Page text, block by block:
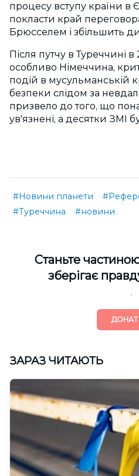
процесу вступу країни в
покласти край
Брюсселем і збільшить
Після путчу в Туреччині
особливо Німеччина,
подій в мусульманській
безпеки слідом за
призвело до того, що
ув'язнені, а десятки ЗМІ
#Новини планети
#Туреччина
#новини
Cтаньте
зберігає
ДОНАТ
ЗАРАЗ ЧИТАЮТЬ